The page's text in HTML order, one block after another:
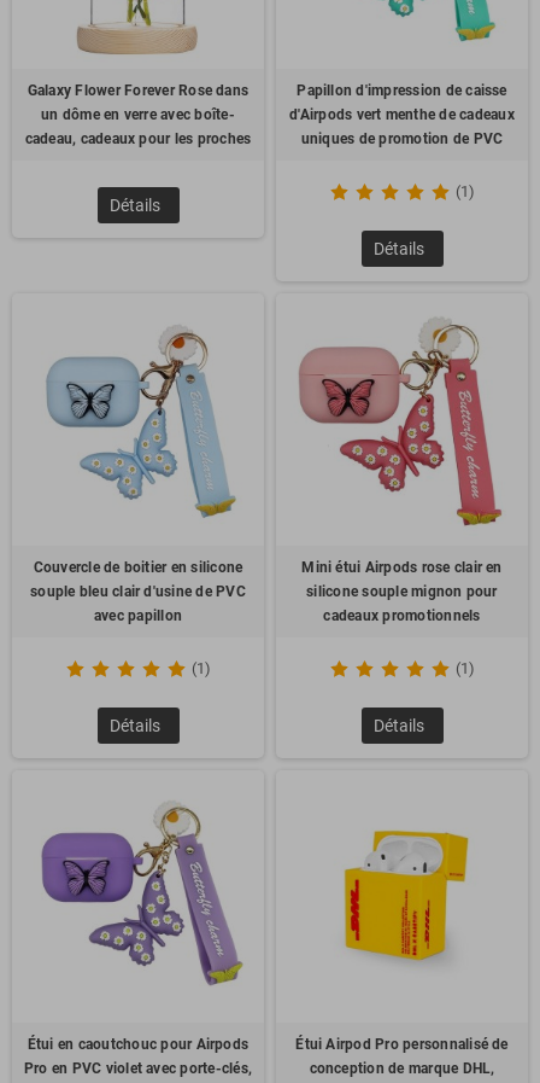
Galaxy Flower Forever Rose dans
un dôme en verre avec boîte-
cadeau, cadeaux pour les proches
Détails
Papillon d'impression de caisse
d'Airpods vert menthe de cadeaux
uniques de promotion de PVC
(1)
Détails
Couvercle de boitier en silicone
souple bleu clair d'usine de PVC
avec papillon
(1)
Détails
Mini étui Airpods rose clair en
silicone souple mignon pour
cadeaux promotionnels
(1)
Détails
Étui en caoutchouc pour Airpods
Pro en PVC violet avec porte-clés,
Étui Airpod Pro personnalisé de
conception de marque DHL,